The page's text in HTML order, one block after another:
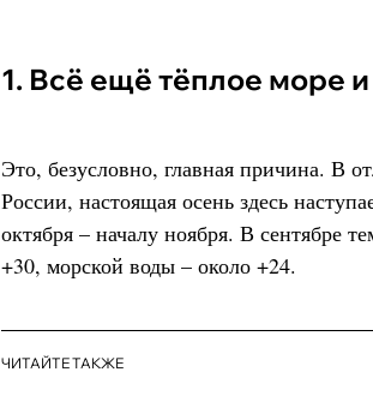
1. Всё ещё тёплое море
Это, безусловно, главная причина. В
России, настоящая осень здесь
октября – началу ноября. В сентябре
+30, морской воды – около +24.
ЧИТАЙТЕ ТАКЖЕ